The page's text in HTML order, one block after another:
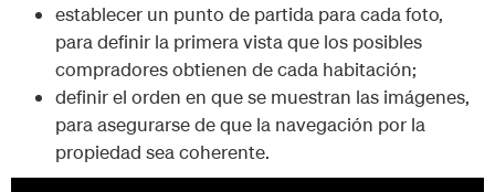
establecer un punto de partida para cada foto,
para definir la primera vista que los posibles
compradores obtienen de cada habitación;
definir el orden en que se muestran las imágenes,
para asegurarse de que la navegación por la
propiedad sea coherente.